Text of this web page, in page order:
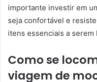
importante investir em
seja confortável e
itens essenciais a serem
Como se
viagem de